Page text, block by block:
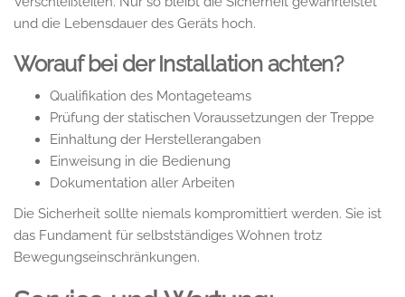
und die Lebensdauer des Geräts hoch.
Worauf bei der Installation achten?
Qualifikation des Montageteams
Prüfung der statischen Voraussetzungen der Treppe
Einhaltung der Herstellerangaben
Einweisung in die Bedienung
Dokumentation aller Arbeiten
Die Sicherheit sollte niemals kompromittiert werden. Sie ist
das Fundament für selbstständiges Wohnen trotz
Bewegungseinschränkungen.